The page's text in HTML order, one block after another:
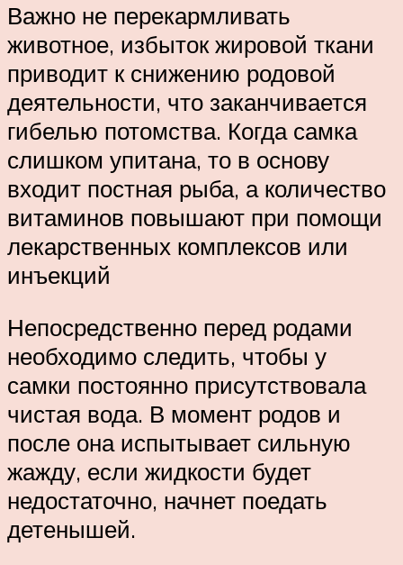
Важно не перекармливать
животное, избыток жировой ткани
приводит к снижению родовой
деятельности, что заканчивается
гибелью потомства. Когда самка
слишком упитана, то в основу
входит постная рыба, а количество
витаминов повышают при помощи
лекарственных комплексов или
инъекций
Непосредственно перед родами
необходимо следить, чтобы у
самки постоянно присутствовала
чистая вода. В момент родов и
после она испытывает сильную
жажду, если жидкости будет
недостаточно, начнет поедать
детенышей.